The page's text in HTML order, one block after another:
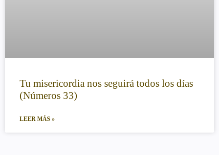
Tu misericordia nos seguirá todos los días
(Números 33)
LEER MÁS »